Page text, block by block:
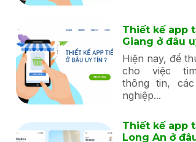
Thiết kế app
Giang ở đâu
Hiện nay, để
cho việc
thông tin,
nghiệp...
Thiết kế app
Long An ở